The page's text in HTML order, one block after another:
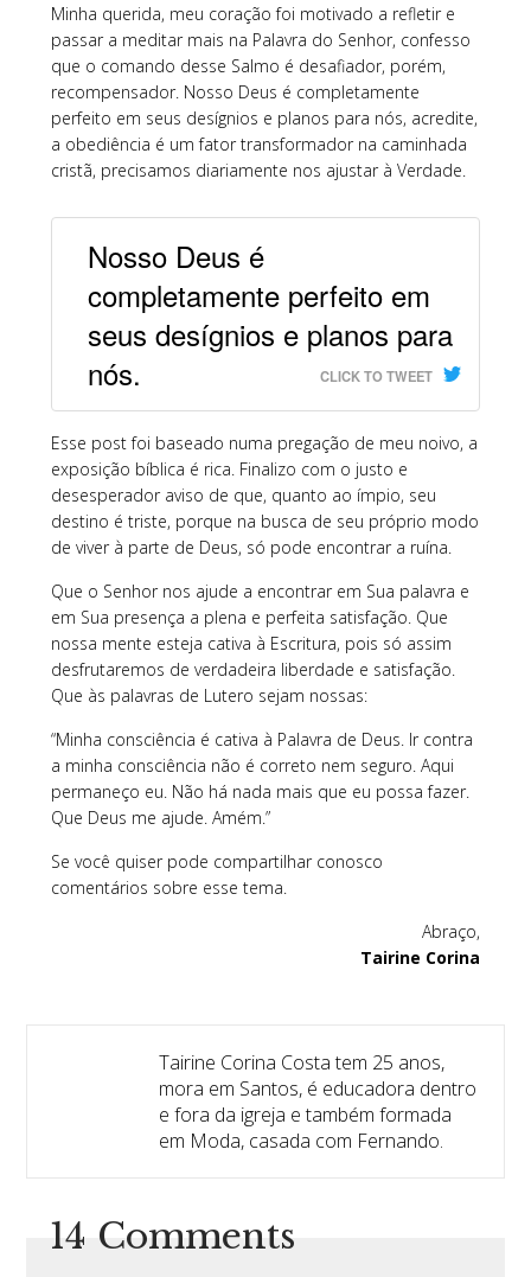
Minha querida, meu coração foi motivado a refletir e
passar a meditar mais na Palavra do Senhor, confesso
que o comando desse Salmo é desafiador, porém,
recompensador. Nosso Deus é completamente
perfeito em seus desígnios e planos para nós, acredite,
a obediência é um fator transformador na caminhada
cristã, precisamos diariamente nos ajustar à Verdade.
Nosso Deus é
completamente perfeito em
seus desígnios e planos para
nós.
CLICK TO TWEET
Esse post foi baseado numa pregação de meu noivo, a
exposição bíblica é rica. Finalizo com o justo e
desesperador aviso de que, quanto ao ímpio, seu
destino é triste, porque na busca de seu próprio modo
de viver à parte de Deus, só pode encontrar a ruína.
Que o Senhor nos ajude a encontrar em Sua palavra e
em Sua presença a plena e perfeita satisfação. Que
nossa mente esteja cativa à Escritura, pois só assim
desfrutaremos de verdadeira liberdade e satisfação.
Que às palavras de Lutero sejam nossas:
“Minha consciência é cativa à Palavra de Deus. Ir contra
a minha consciência não é correto nem seguro. Aqui
permaneço eu. Não há nada mais que eu possa fazer.
Que Deus me ajude. Amém.”
Se você quiser pode compartilhar conosco
comentários sobre esse tema.
Abraço,
Tairine Corina
Tairine Corina Costa tem 25 anos,
mora em Santos, é educadora dentro
e fora da igreja e também formada
em Moda, casada com Fernando.
14 Comments